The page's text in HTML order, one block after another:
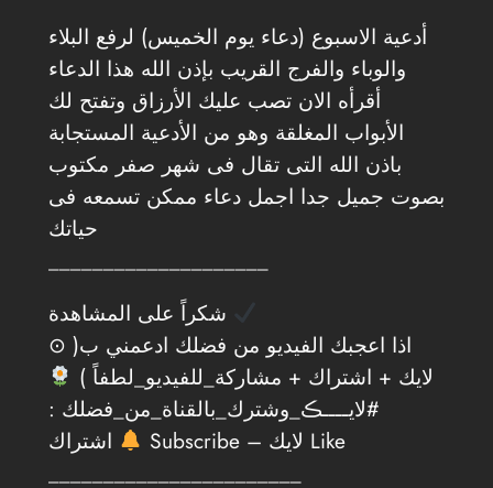
أدعية الاسبوع (دعاء يوم الخميس) لرفع البلاء
والوباء والفرج القريب بإذن الله هذا الدعاء
أقرأه الان تصب عليك الأرزاق وتفتح لك
الأبواب المغلقة وهو من الأدعية المستجابة
باذن الله التى تقال فى شهر صفر مكتوب
بصوت جميل جدا اجمل دعاء ممكن تسمعه فى
حياتك
⊙ اذا اعجبك الفيديو من فضلك ادعمني ب(
لايك + اشتراك + مشاركة_للفيديو_لطفاً )
#لايــــڪ_وشترك_بالقناة_من_فضلك :
Subscribe – لايك Like